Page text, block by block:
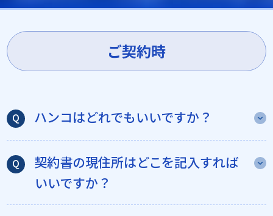
ご契約時
ハンコはどれでもいいですか？
契約書の現住所はどこを記入すれば
いいですか？